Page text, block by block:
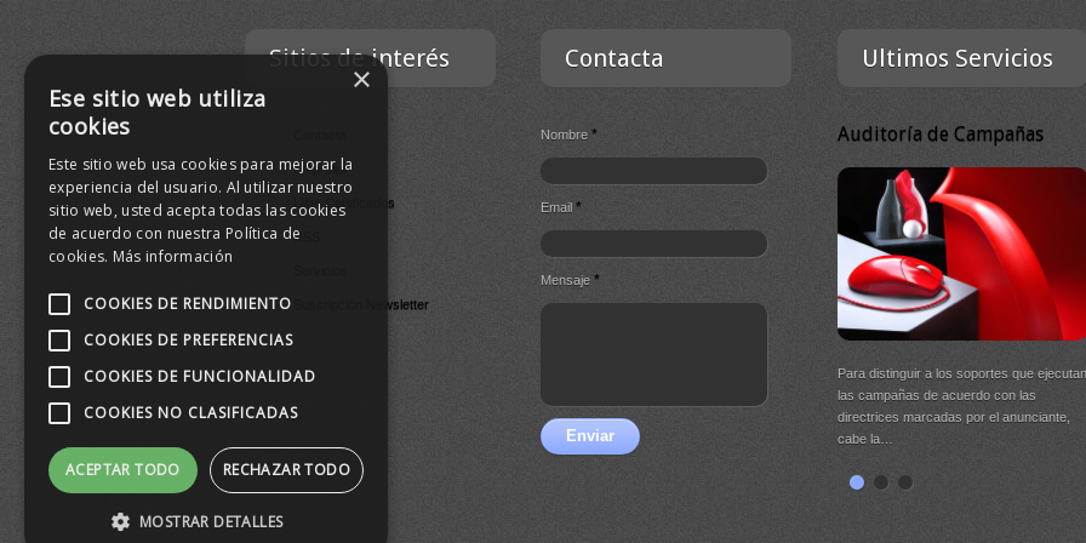
Sitios de interés
Empresa
Lista Certificados
RSS
Suscripción Newsletter
Contacta
Nombre*
Email*
Mensaje*
Enviar
Ultimos Servicios
Auditoría de Campañas
Para distinguir a los soportes que ejecutan
las campañas de acuerdo con las
directrices marcadas por el anunciante,
cabe la…
×
Ese sitio web utiliza
cookies
Este sitio web usa cookies para mejorar la
experiencia del usuario. Al utilizar nuestro
sitio web, usted acepta todas las cookies
de acuerdo con nuestra Política de
cookies. Más información
COOKIES DE RENDIMIENTO
COOKIES DE PREFERENCIAS
COOKIES DE FUNCIONALIDAD
COOKIES NO CLASIFICADAS
ACEPTAR TODO RECHAZAR TODO
MOSTRAR DETALLES